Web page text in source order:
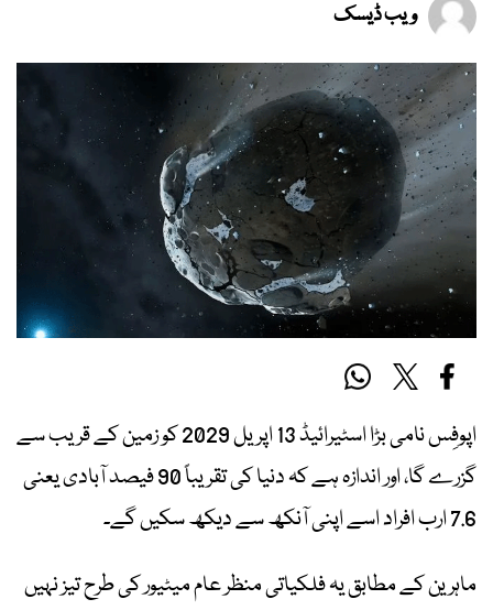
ویب ڈیسک
اپوفِس نامی بڑا اسٹیرائیڈ 13 اپریل 2029 کو زمین کے قریب سے
گزرے گا، اور اندازہ ہے کہ دنیا کی تقریباً 90 فیصد آبادی یعنی
7.6 ارب افراد اسے اپنی آنکھ سے دیکھ سکیں گے۔
ماہرین کے مطابق یہ فلکیاتی منظر عام میٹیور کی طرح تیز نہیں